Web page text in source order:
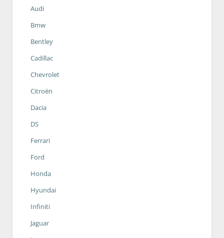
Audi
Bmw
Bentley
Cadillac
Chevrolet
Citroën
Dacia
DS
Ferrari
Ford
Honda
Hyundai
Infiniti
Jaguar